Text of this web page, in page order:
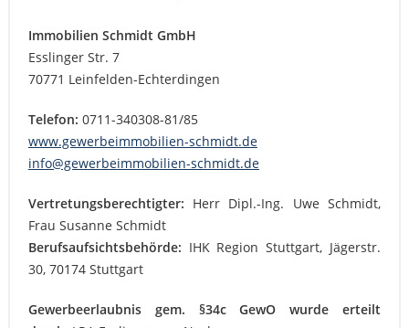
Immobilien Schmidt GmbH
Esslinger Str. 7
70771 Leinfelden-Echterdingen
Telefon: 0711-340308-81/85
www.gewerbeimmobilien-schmidt.de
info@gewerbeimmobilien-schmidt.de
Vertretungsberechtigter: Herr Dipl.-Ing. Uwe Schmidt,
Frau Susanne Schmidt
Berufsaufsichtsbehörde: IHK Region Stuttgart, Jägerstr.
30, 70174 Stuttgart
Gewerbeerlaubnis gem. §34c GewO wurde erteilt